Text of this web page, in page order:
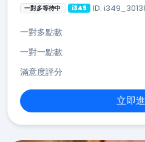
一對多等待中 i349 ID:
一對多點數
一對一點數
滿意度評分
立即